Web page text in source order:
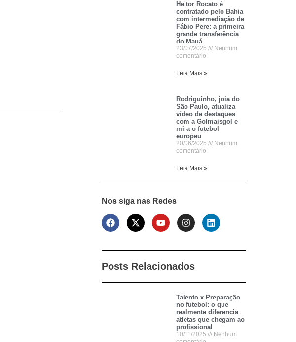
Heitor Rocato é
contratado pelo Bahia
com intermediação de
Fábio Pere: a primeira
grande transferência
do Mauá
23/07/2025
Nenhum
comentário
Leia Mais »
Rodriguinho, joia do
São Paulo, atualiza
vídeo de destaques
com a Golmaisgol e
mira o futebol
europeu
20/06/2025
Nenhum
comentário
Leia Mais »
Nos siga nas Redes
Posts Relacionados
Talento x Preparação
no futebol: o que
realmente diferencia
atletas que chegam ao
profissional
10/11/2025
Nenhum